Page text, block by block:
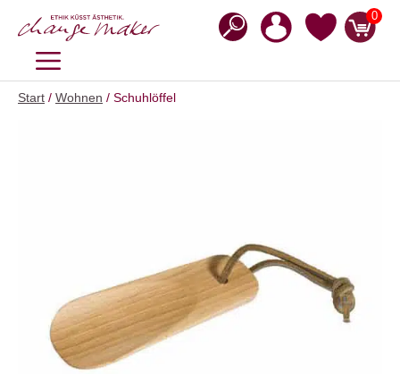
Inhalt
0
MENÜ
Start / Wohnen / Schuhlöffel